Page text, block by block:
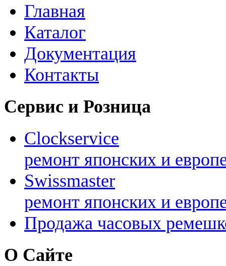
Главная
Каталог
Документация
Контакты
Сервис и Розница
Clockservice
ремонт японских и
Swissmaster
ремонт японских и
Продажа часовых
О Сайте